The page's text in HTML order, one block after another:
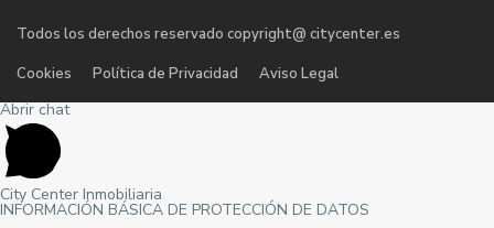
Todos los derechos reservado copyright@ citycenter.es
Cookies
Política de Privacidad Aviso Legal
Abrir chat
City Center Inmobiliaria
INFORMACIÓN BÁSICA DE PROTECCIÓN DE DATOS